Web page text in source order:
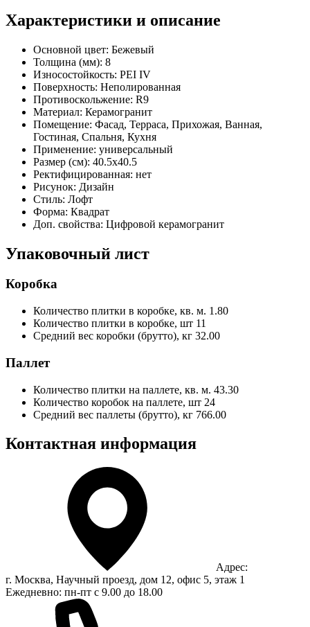
Характеристики и описание
Основной цвет: Бежевый
Толщина (мм): 8
Износостойкость: PEI IV
Поверхность: Неполированная
Противоскольжение: R9
Материал: Керамогранит
Помещение: Фасад, Терраса, Прихожая, Ванная,
Гостиная, Спальня, Кухня
Применение: универсальный
Размер (см): 40.5x40.5
Ректифицированная: нет
Рисунок: Дизайн
Стиль: Лофт
Форма: Квадрат
Доп. свойства: Цифровой керамогранит
Упаковочный лист
Коробка
Количество плитки в коробке, кв. м. 1.80
Количество плитки в коробке, шт 11
Средний вес коробки (брутто), кг 32.00
Паллет
Количество плитки на паллете, кв. м. 43.30
Количество коробок на паллете, шт 24
Средний вес паллеты (брутто), кг 766.00
Контактная информация
Адрес:
г. Москва, Научный проезд, дом 12, офис 5, этаж 1
Ежедневно: пн-пт с 9.00 до 18.00